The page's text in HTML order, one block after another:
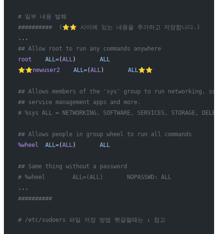
# 일부 내용 발췌
##########  (⭐️⭐️ 사이에 있는 내용을 추가하고 저장합니다.)
...
## Allow root to run any commands anywhere
root
    ALL=
(ALL) ALL
⭐️⭐️newuser2
    ALL=
(ALL) ALL⭐️⭐️
## Allows members of the 'sys' group to run networking,
## service management apps and more.
# %sys ALL = NETWORKING, SOFTWARE, SERVICES, STORAGE,
## Allows people in group wheel to run all commands
%wheel
  ALL=
(ALL) ALL
## Same thing without a password
# %wheel        ALL=(ALL)       NOPASSWD: ALL
...
##########
# /etc/sudoers 파일 저장 방법 헷갈릴때는 ↓ 참고